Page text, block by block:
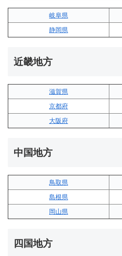
岐阜県
静岡県
近畿地方
滋賀県
京都府
大阪府
中国地方
鳥取県
島根県
岡山県
四国地方